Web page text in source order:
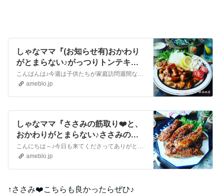
しゃなママ『(お知らせ有)おかわり
がとまらない♪がっつりトンテキ風
ささみ焼き♪』
こんばんは♪今週は子供たちが家庭訪問週間なので昼から3人共散髪に連れて行って来ました(#^.^#)近くの散髪屋さんなんですが、3人順番に行ったり来たり(^^;…
ameblo.jp
しゃなママ『ささみの筋取り❤️と、
おかわりがとまらない♪ささみの甘
辛1本唐揚げ❤️』
こんにちは～♪今日も来てくださってありがとうございます❤️いつも沢山のコメントやメッセージ、クリップやリブログもほんとに嬉しいです♪全部にお返事できなくて申し…
ameblo.jp
↑ささみ❤️こちらも良かったらぜひ♪